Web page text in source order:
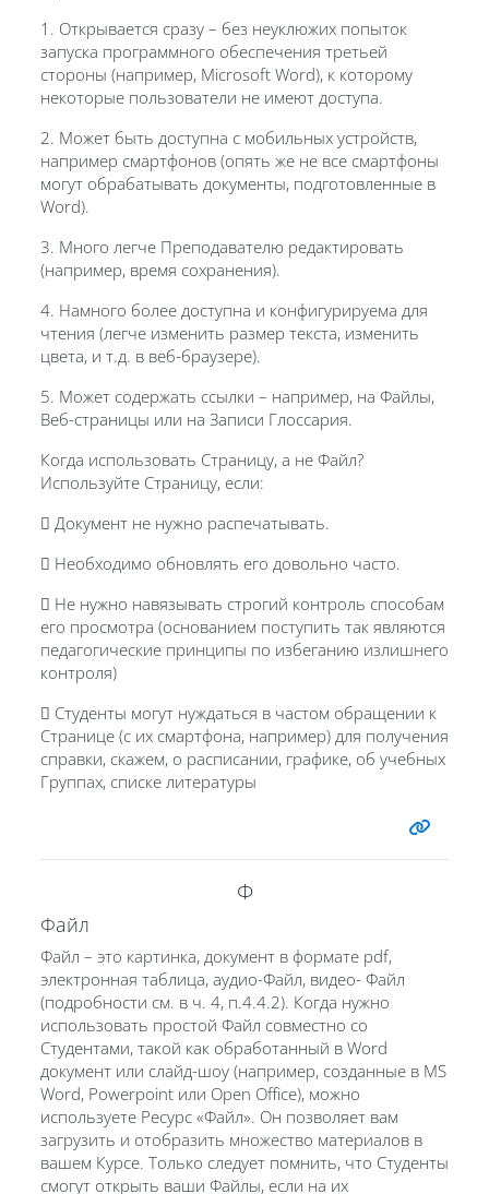
1. Открывается сразу – без неуклюжих попыток
запуска программного обеспечения третьей
стороны (например, Microsoft Word), к которому
некоторые пользователи не имеют доступа.
2. Может быть доступна с мобильных устройств,
например смартфонов (опять же не все смартфоны
могут обрабатывать документы, подготовленные в
Word).
3. Много легче Преподавателю редактировать
(например, время сохранения).
4. Намного более доступна и конфигурируема для
чтения (легче изменить размер текста, изменить
цвета, и т.д. в веб-браузере).
5. Может содержать ссылки – например, на Файлы,
Веб-страницы или на Записи Глоссария.
Когда использовать Страницу, а не Файл?
Используйте Страницу, если:
 Документ не нужно распечатывать.
 Необходимо обновлять его довольно часто.
 Не нужно навязывать строгий контроль способам
его просмотра (основанием поступить так являются
педагогические принципы по избеганию излишнего
контроля)
 Студенты могут нуждаться в частом обращении к
Странице (с их смартфона, например) для получения
справки, скажем, о расписании, графике, об учебных
Группах, списке литературы
Ф
Файл
Файл – это картинка, документ в формате pdf,
электронная таблица, аудио-Файл, видео- Файл
(подробности см. в ч. 4, п.4.4.2). Когда нужно
использовать простой Файл совместно со
Студентами, такой как обработанный в Word
документ или слайд-шоу (например, созданные в MS
Word, Powerpoint или Open Office), можно
используете Ресурс «Файл». Он позволяет вам
загрузить и отобразить множество материалов в
вашем Курсе. Только следует помнить, что Студенты
смогут открыть ваши Файлы, если на их